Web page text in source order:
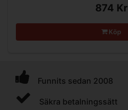
874 Kr
Köp
Funnits sedan 2008
Säkra betalningssätt